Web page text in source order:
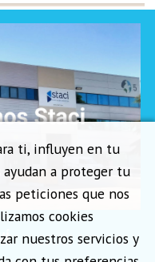
ti, influyen en tu
ayudan a proteger tu
peticiones que nos
cookies
nuestros servicios y